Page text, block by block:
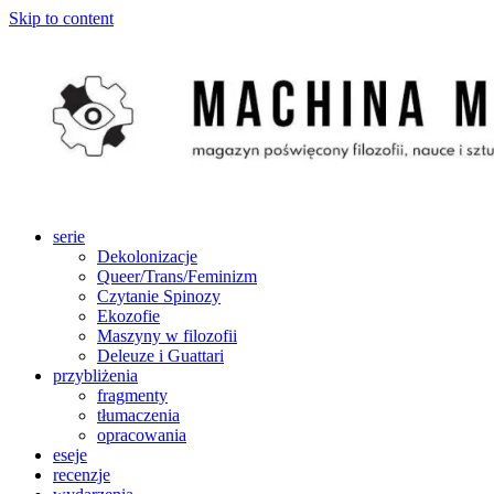
Skip to content
serie
Dekolonizacje
Queer/Trans/Feminizm
Czytanie Spinozy
Ekozofie
Maszyny w filozofii
Deleuze i Guattari
przybliżenia
fragmenty
tłumaczenia
opracowania
eseje
recenzje